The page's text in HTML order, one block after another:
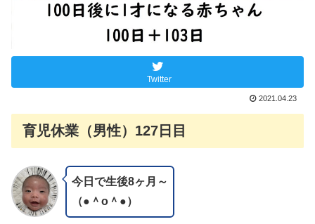
Twitter
2021.04.23
育児休業（男性）127日目
今日で生後8ヶ月～
（●＾o＾●）